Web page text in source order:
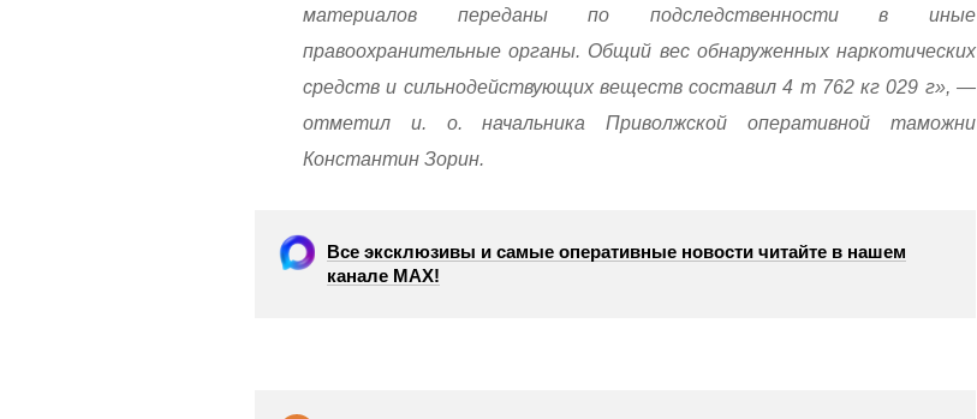
материалов переданы по подследственности в иные
правоохранительные органы. Общий вес обнаруженных наркотических
средств и сильнодействующих веществ составил 4 т 762 кг 029 г», —
отметил и. о. начальника Приволжской оперативной таможни
Константин Зорин.
Все эксклюзивы и самые оперативные новости читайте в нашем
канале МАХ!